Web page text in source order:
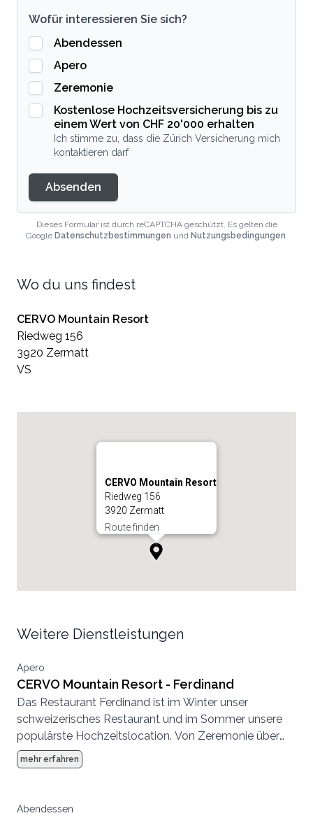
Wofür interessieren Sie sich?
Abendessen
Apero
Zeremonie
Kostenlose Hochzeitsversicherung bis zu
einem Wert von CHF 20'000 erhalten
Ich stimme zu, dass die Zürich Versicherung mich
kontaktieren darf
Absenden
Dieses Formular ist durch reCAPTCHA geschützt. Es gelten die
Google Datenschutzbestimmungen und Nutzungsbedingungen.
Wo du uns findest
CERVO Mountain Resort
Riedweg 156
3920 Zermatt
VS
CERVO Mountain Resort
Riedweg 156
3920 Zermatt
Route finden
Weitere Dienstleistungen
Apero
CERVO Mountain Resort - Ferdinand
Das Restaurant Ferdinand ist im Winter unser
schweizerisches Restaurant und im Sommer unsere
populärste Hochzeitslocation. Von Zeremonie über
Abendessen bis zur Party, hier können wir eine
komplette Hochzeit von Anfang bis Ende
mehr erfahren
Abendessen